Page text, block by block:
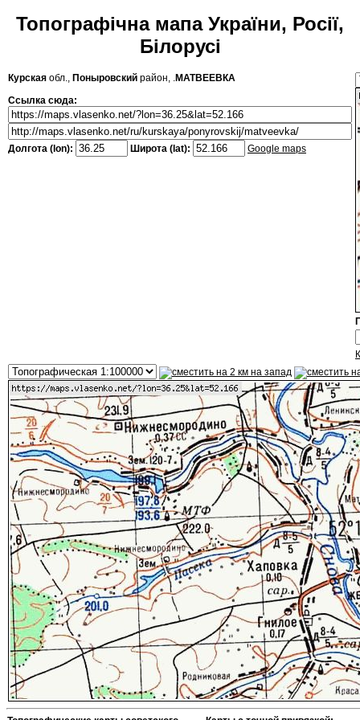
Топографічна мапа України, Росії,
Білорусі
Курская обл., Поныровский район, .МАТВЕЕВКА
Ссылка сюда:
Долгота (lon): Широта (lat): Google maps